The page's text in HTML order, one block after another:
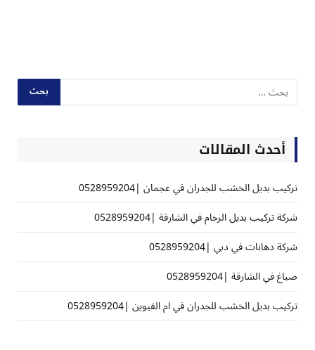
أحدث المقالات
تركيب بديل الخشب للجدران في عجمان |0528959204
شركة تركيب بديل الرخام في الشارقة |0528959204
شركة دهانات في دبي |0528959204
صباغ في الشارقة |0528959204
تركيب بديل الخشب للجدران في ام القيوين |0528959204